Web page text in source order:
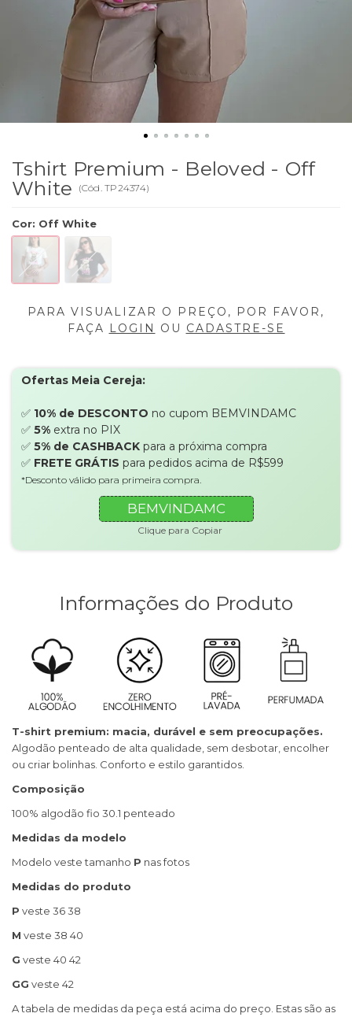
Tshirt Premium - Beloved - Off
White
(Cód. TP24374)
Cor: Off White
PARA VISUALIZAR O PREÇO, POR FAVOR,
FAÇA LOGIN OU CADASTRE-SE
Ofertas Meia Cereja:
✅ 10% de DESCONTO no cupom BEMVINDAMC
✅ 5% extra no PIX
✅ 5% de CASHBACK para a próxima compra
✅ FRETE GRÁTIS para pedidos acima de R$599
*Desconto válido para primeira compra.
BEMVINDAMC
Clique para Copiar
Informações do Produto
T-shirt premium: macia, durável e sem preocupações.
Algodão penteado de alta qualidade, sem desbotar, encolher
ou criar bolinhas. Conforto e estilo garantidos.
Composição
100% algodão fio 30.1 penteado
Medidas da modelo
Modelo veste tamanho P nas fotos
Medidas do produto
P veste 36 38
M veste 38 40
G veste 40 42
GG veste 42
A tabela de medidas da peça está acima do preço. Estas são as